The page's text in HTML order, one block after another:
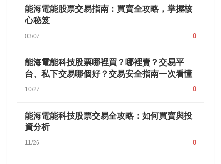
能海電能股票交易指南：買賣全攻略，掌握核
心秘笈
03/07 0
能海電能科技股票哪裡買？哪裡賣？交易平
台、私下交易哪個好？交易安全指南一次看懂
10/27 0
能海電能科技股票交易全攻略：如何買賣與投
資分析
11/26 0